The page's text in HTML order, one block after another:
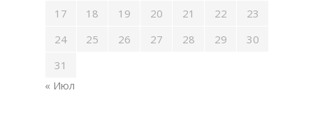
17
18 19 20 21 22
23
24
25 26 27 28 29
30
31
« Июл